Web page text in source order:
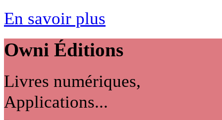
En savoir plus
Owni Éditions
Livres numériques,
Applications...